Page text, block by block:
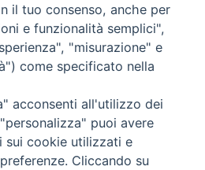
- 13
ore 9 - 13
WebMail
il tuo consenso, anche per
e funzionalità semplici",
"misurazione" e
come specificato nella
acconsenti all'utilizzo dei
puoi avere
sui cookie utilizzati e
Cliccando su